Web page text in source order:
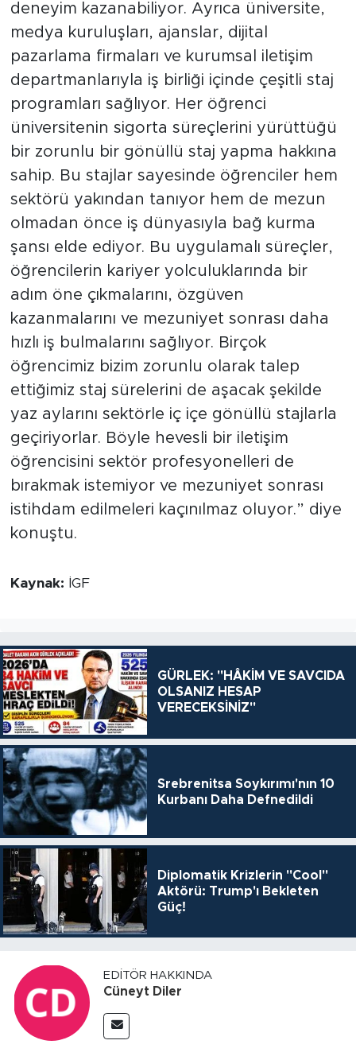
deneyim kazanabiliyor. Ayrıca üniversite,
medya kuruluşları, ajanslar, dijital
pazarlama firmaları ve kurumsal iletişim
departmanlarıyla iş birliği içinde çeşitli staj
programları sağlıyor. Her öğrenci
üniversitenin sigorta süreçlerini yürüttüğü
bir zorunlu bir gönüllü staj yapma hakkına
sahip. Bu stajlar sayesinde öğrenciler hem
sektörü yakından tanıyor hem de mezun
olmadan önce iş dünyasıyla bağ kurma
şansı elde ediyor. Bu uygulamalı süreçler,
öğrencilerin kariyer yolculuklarında bir
adım öne çıkmalarını, özgüven
kazanmalarını ve mezuniyet sonrası daha
hızlı iş bulmalarını sağlıyor. Birçok
öğrencimiz bizim zorunlu olarak talep
ettiğimiz staj sürelerini de aşacak şekilde
yaz aylarını sektörle iç içe gönüllü stajlarla
geçiriyorlar. Böyle hevesli bir iletişim
öğrencisini sektör profesyonelleri de
bırakmak istemiyor ve mezuniyet sonrası
istihdam edilmeleri kaçınılmaz oluyor.” diye
konuştu.
Kaynak: İGF
GÜRLEK: "HÂKİM VE SAVCIDA
OLSANIZ HESAP
VERECEKSİNİZ"
Srebrenitsa Soykırımı'nın 10
Kurbanı Daha Defnedildi
Diplomatik Krizlerin "Cool"
Aktörü: Trump'ı Bekleten
Güç!
EDITÖR HAKKINDA
Cüneyt Diler